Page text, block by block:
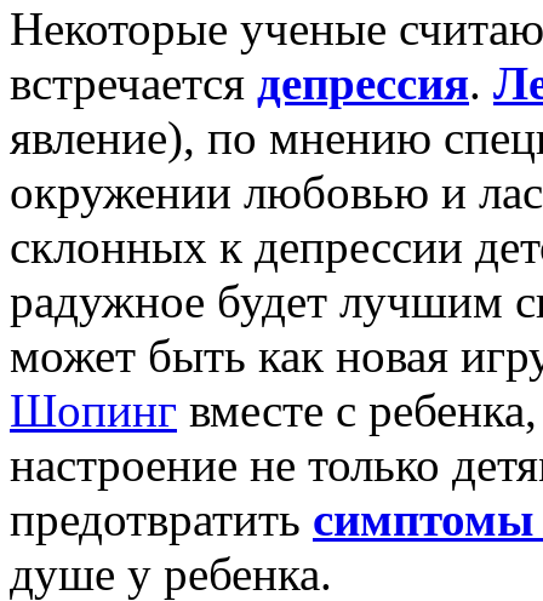
Некоторые ученые
встречается депрессия.
явление), по мнению
окружении любовью и
склонных к депрессии
радужное будет лучшим
может быть как новая
Шопинг вместе с
настроение не только
предотвратить симптомы
душе у ребенка.